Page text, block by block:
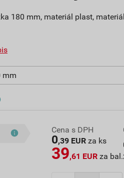
180 mm, materiál plast,
Cena s DPH
0,39 EUR za ks
39,61 EUR za bal.